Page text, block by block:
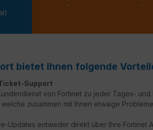
- -
bietet Ihnen folgende
Support
von Fortinet zu jeder Tages-
zusammen mit Ihnen etwaige
Updates entweder direkt über Ihre